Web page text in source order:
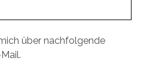
über nachfolgende